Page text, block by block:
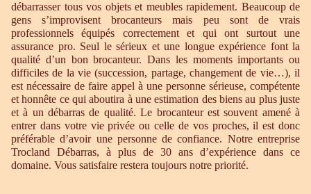
débarrasser tous vos objets et meubles rapidement. Beaucoup de
gens s’improvisent brocanteurs mais peu sont de vrais
professionnels équipés correctement et qui ont surtout une
assurance pro. Seul le sérieux et une longue expérience font la
qualité d’un bon brocanteur. Dans les moments importants ou
difficiles de la vie (succession, partage, changement de vie…), il
est nécessaire de faire appel à une personne sérieuse, compétente
et honnête ce qui aboutira à une estimation des biens au plus juste
et à un débarras de qualité. Le brocanteur est souvent amené à
entrer dans votre vie privée ou celle de vos proches, il est donc
préférable d’avoir une personne de confiance. Notre entreprise
Trocland Débarras, à plus de 30 ans d’expérience dans ce
domaine. Vous satisfaire restera toujours notre priorité.